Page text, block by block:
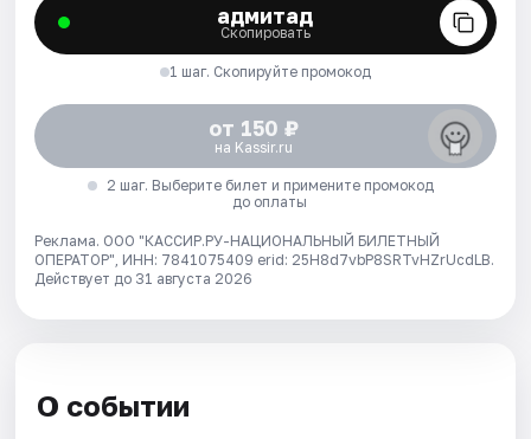
адмитад
Скопировать
1 шаг. Скопируйте промокод
от 150 ₽
на Kassir.ru
2 шаг. Выберите билет и примените промокод
до оплаты
Реклама. ООО "КАССИР.РУ-НАЦИОНАЛЬНЫЙ БИЛЕТНЫЙ
ОПЕРАТОР", ИНН: 7841075409 erid: 25H8d7vbP8SRTvHZrUcdLB.
Действует до 31 августа 2026
О событии